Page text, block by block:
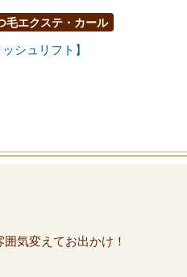
毛エクステ・カール
ッシュリフト】
気変えてお出かけ！